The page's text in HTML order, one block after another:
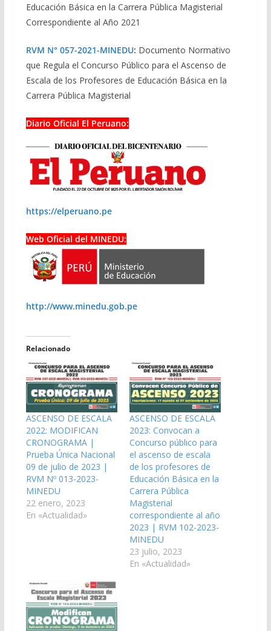
Educación Básica en la Carrera Pública Magisterial
Correspondiente al Año 2021
RVM N° 057-2021-MINEDU: Documento Normativo
que Regula el Concurso Público para el Ascenso de
Escala de los Profesores de Educación Básica en la
Carrera Pública Magisterial
Diario Oficial El Peruano:
https://elperuano.pe
Web Oficial del MINEDU:
http://www.minedu.gob.pe
Relacionado
ASCENSO DE ESCALA
2022: MODIFICAN
CRONOGRAMA |
Prueba Única Nacional
09 de julio de 2023 |
RVM Nº 013-2023-
MINEDU
22 enero, 2023
En «Actualidad»
ASCENSO DE ESCALA
2023: Convocan a
Concurso público para
el ascenso de escala
de los profesores de
Educación Básica en la
Carrera Pública
Magisterial
correspondiente al año
2023 | RVM 102-2023-
MINEDU
23 julio, 2023
En «Actualidad»